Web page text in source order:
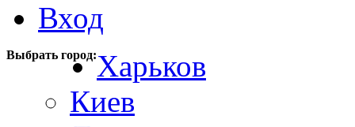
Вход
Выбрать город:Харьков
Киев